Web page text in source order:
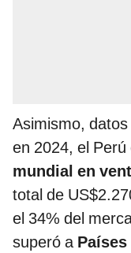
Asimismo, datos
en 2024, el Perú
mundial en
total de
el 34% del
superó a